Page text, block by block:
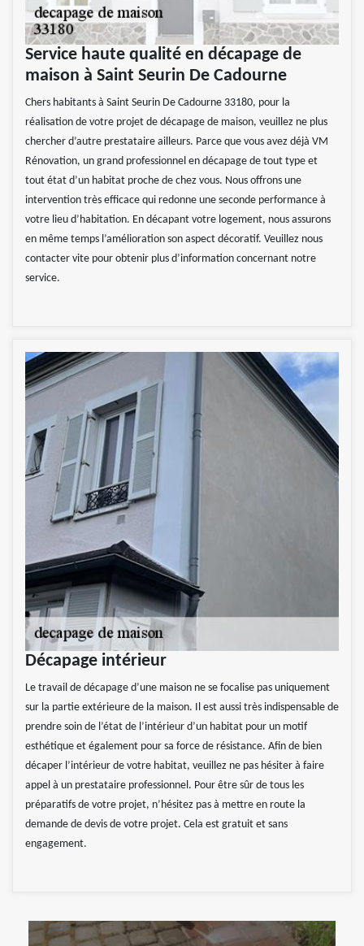
Service haute qualité en décapage de
maison à Saint Seurin De Cadourne
Chers habitants à Saint Seurin De Cadourne 33180, pour la
réalisation de votre projet de décapage de maison, veuillez ne plus
chercher d’autre prestataire ailleurs. Parce que vous avez déjà VM
Rénovation, un grand professionnel en décapage de tout type et
tout état d’un habitat proche de chez vous. Nous offrons une
intervention très efficace qui redonne une seconde performance à
votre lieu d’habitation. En décapant votre logement, nous assurons
en même temps l’amélioration son aspect décoratif. Veuillez nous
contacter vite pour obtenir plus d’information concernant notre
service.
Décapage intérieur
Le travail de décapage d’une maison ne se focalise pas uniquement
sur la partie extérieure de la maison. Il est aussi très indispensable de
prendre soin de l’état de l’intérieur d’un habitat pour un motif
esthétique et également pour sa force de résistance. Afin de bien
décaper l’intérieur de votre habitat, veuillez ne pas hésiter à faire
appel à un prestataire professionnel. Pour être sûr de tous les
préparatifs de votre projet, n’hésitez pas à mettre en route la
demande de devis de votre projet. Cela est gratuit et sans
engagement.